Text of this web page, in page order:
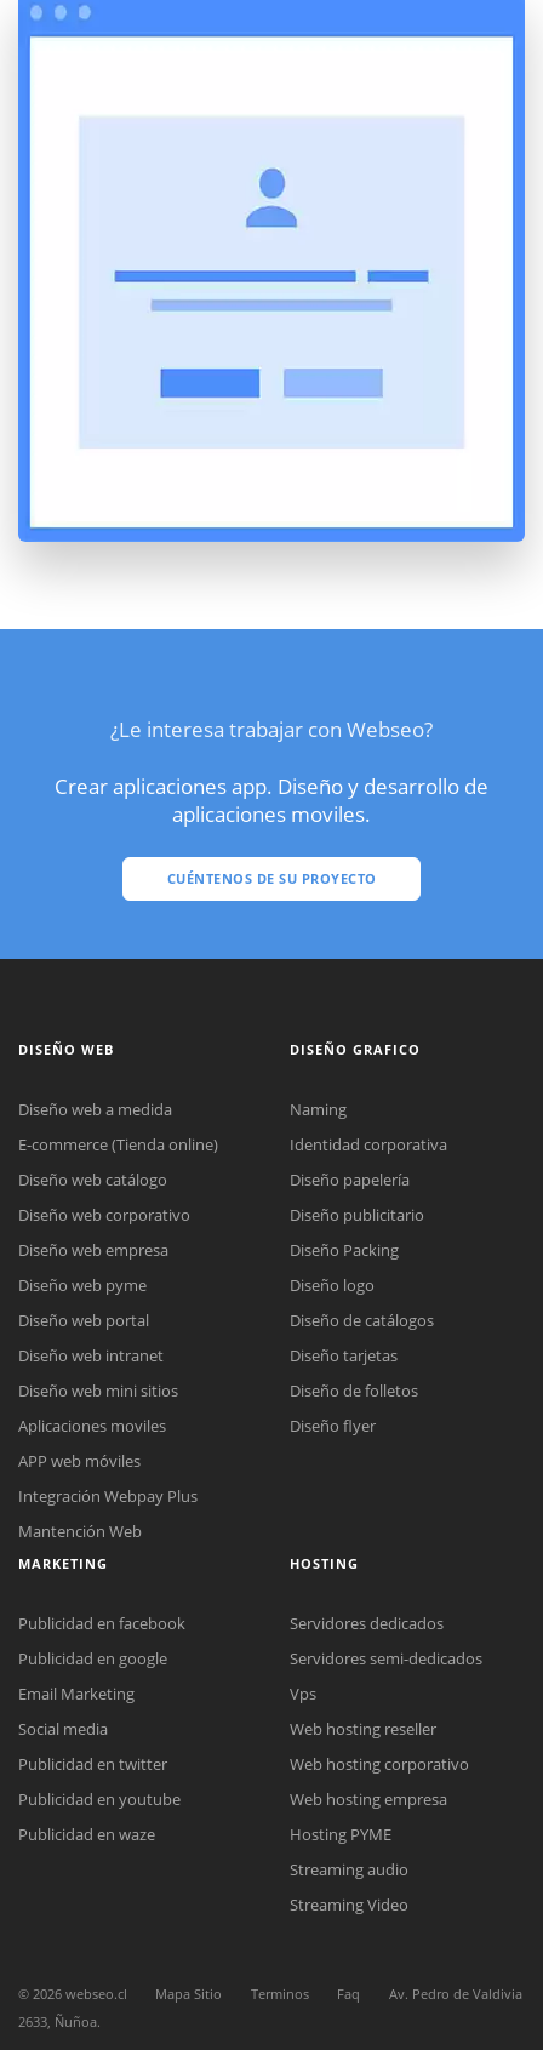
¿Le interesa trabajar con Webseo?
Crear aplicaciones app. Diseño y desarrollo de
aplicaciones moviles.
CUÉNTENOS DE SU PROYECTO
Reunión online
Nuestros ejecutivos le enviarán un correo electrónico con el enlace a
Meet para la reunión online.
Cotización
Chat Online
Todos nuestros ejecutivos están fuera de línea. Complete el formulario
DISEÑO WEB
Diseño web a medida
E-commerce (Tienda online)
Diseño web catálogo
Diseño web corporativo
Diseño web empresa
Diseño web pyme
Diseño web portal
Diseño web intranet
Diseño web mini sitios
Aplicaciones moviles
APP web móviles
Integración Webpay Plus
Mantención Web
DISEÑO GRAFICO
Naming
Identidad corporativa
Diseño papelería
Diseño publicitario
Diseño Packing
Diseño logo
Diseño de catálogos
Diseño tarjetas
Diseño de folletos
Diseño flyer
MARKETING
Publicidad en facebook
Publicidad en google
Email Marketing
Social media
Publicidad en twitter
Publicidad en youtube
Publicidad en waze
HOSTING
Servidores dedicados
Servidores semi-dedicados
Vps
Web hosting reseller
Web hosting corporativo
Web hosting empresa
Hosting PYME
Streaming audio
Streaming Video
© 2026 webseo.cl Mapa Sitio Terminos Faq
Av. Pedro de Valdivia
2633, Ñuñoa.